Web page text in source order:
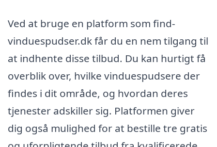
Ved at bruge en platform som find-
vinduespudser.dk får du en nem tilgang til
at indhente disse tilbud. Du kan hurtigt få
overblik over, hvilke vinduespudsere der
findes i dit område, og hvordan deres
tjenester adskiller sig. Platformen giver
dig også mulighed for at bestille tre gratis